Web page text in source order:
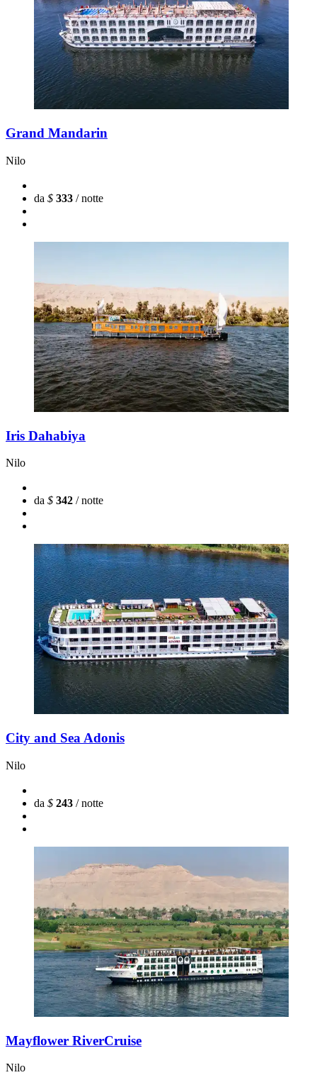
Grand Mandarin
Nilo
da $ 333 / notte
Iris Dahabiya
Nilo
da $ 342 / notte
City and Sea Adonis
Nilo
da $ 243 / notte
Mayflower RiverCruise
Nilo